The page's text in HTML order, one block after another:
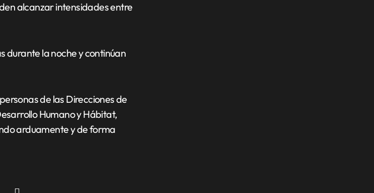
alcanzar intensidades entre
durante la noche y continúan
de las Direcciones de
Humano y Hábitat,
arduamente y de forma